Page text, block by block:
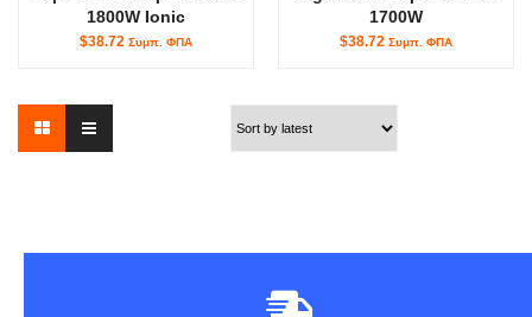
1800W Ionic
$38.72 Συμπ. ΦΠΑ
1700W
$38.72 Συμπ. ΦΠΑ